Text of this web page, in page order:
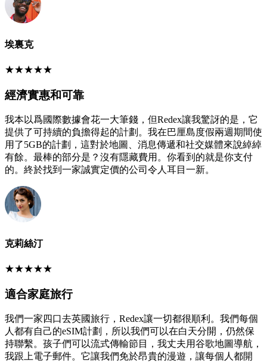
埃裏克
★★★★★
經濟實惠和可靠
我本以爲國際數據會花一大筆錢，但Redex讓我驚訝的是，它
提供了可持續的負擔得起的計劃。我在巴厘島度假兩週期間使
用了5GB的計劃，這對於地圖、消息傳遞和社交媒體來說綽綽
有餘。最棒的部分是？沒有隱藏費用。你看到的就是你支付
的。終於找到一家誠實定價的公司令人耳目一新。
克莉絲汀
★★★★★
適合家庭旅行
我們一家四口去英國旅行，Redex讓一切都很順利。我們每個
人都有自己的eSIM計劃，所以我們可以在白天分開，仍然保
持聯繫。孩子們可以流式傳輸節目，我丈夫用谷歌地圖導航，
我跟上電子郵件。它讓我們免於昂貴的漫遊，讓每個人都開